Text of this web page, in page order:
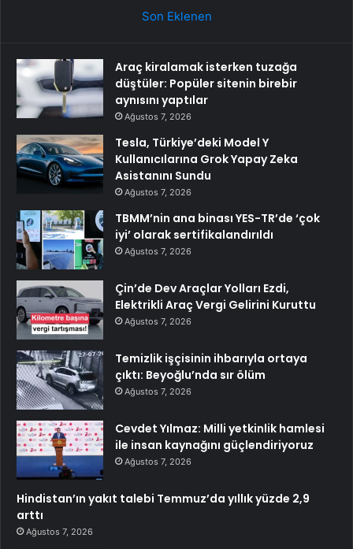
Son Eklenen
Araç kiralamak isterken tuzağa
düştüler: Popüler sitenin birebir
aynısını yaptılar
Ağustos 7, 2026
Tesla, Türkiye’deki Model Y
Kullanıcılarına Grok Yapay Zeka
Asistanını Sundu
Ağustos 7, 2026
TBMM’nin ana binası YES-TR’de ‘çok
iyi’ olarak sertifikalandırıldı
Ağustos 7, 2026
Çin’de Dev Araçlar Yolları Ezdi,
Elektrikli Araç Vergi Gelirini Kuruttu
Ağustos 7, 2026
Temizlik işçisinin ihbarıyla ortaya
çıktı: Beyoğlu’nda sır ölüm
Ağustos 7, 2026
Cevdet Yılmaz: Milli yetkinlik hamlesi
ile insan kaynağını güçlendiriyoruz
Ağustos 7, 2026
Hindistan’ın yakıt talebi Temmuz’da yıllık yüzde 2,9
arttı
Ağustos 7, 2026